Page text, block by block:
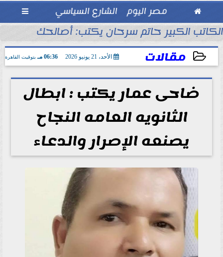
 مصر اليوم الشارع السياسي 
الكاتب الكبير حاتم سرحان يكتب: أصالحك على إيه
مقالات الأحد، 21 يونيو 2026 06:36 مـ بتوقيت القاهرة
2026-06-21 18:36:14
ضاحى عمار يكتب : ابطال
الثانويه العامه النجاح
يصنعه الإصرار والدعاء